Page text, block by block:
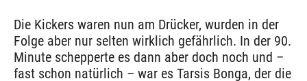
Die Kickers waren nun am Drücker, wurden in der
Folge aber nur selten wirklich gefährlich. In der 90.
Minute schepperte es dann aber doch noch und –
fast schon natürlich – war es Tarsis Bonga, der die